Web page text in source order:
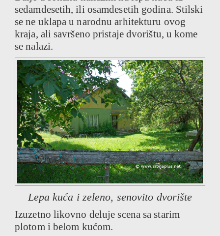
sedamdesetih, ili osamdesetih godina. Stilski
se ne uklapa u narodnu arhitekturu ovog
kraja, ali savršeno pristaje dvorištu, u kome
se nalazi.
Lepa kuća i zeleno, senovito dvorište
Izuzetno likovno deluje scena sa starim
plotom i belom kućom.